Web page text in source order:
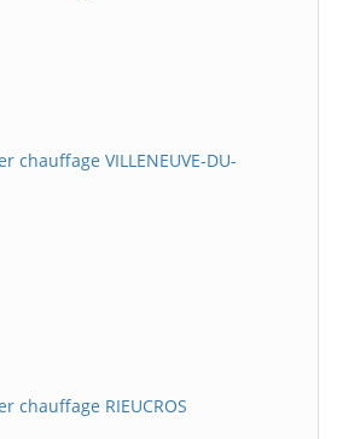
chauffage VILLENEUVE-DU-
chauffage RIEUCROS